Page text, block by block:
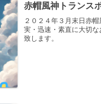
赤帽風神トランス
２０２４年３月末日赤
実・迅速・素直に大切
致します。